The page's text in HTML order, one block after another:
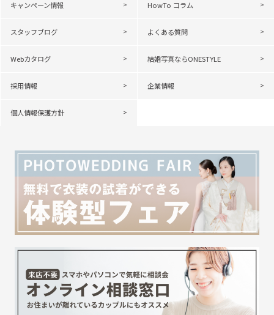
キャンペーン情報 HowTo コラム
スタッフブログ よくある質問
Webカタログ 結婚写真ならONESTYLE
採用情報 企業情報
個人情報保護方針